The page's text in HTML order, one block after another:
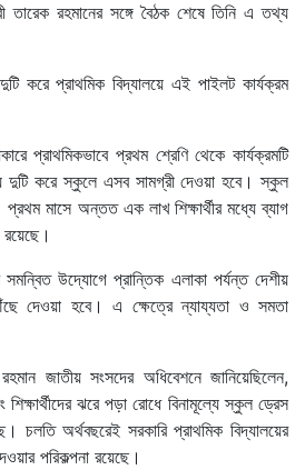
তারেক রহমানের সঙ্গে বৈঠক শেষে তিনি এ তথ্য
করে প্রাথমিক বিদ্যালয়ে এই পাইলট কার্যক্রম
প্রাথমিকভাবে প্রথম শ্রেণি থেকে কার্যক্রমটি
করে স্কুলে এসব সামগ্রী দেওয়া হবে। স্কুল
প্রথম মাসে অন্তত এক লাখ শিক্ষার্থীর মধ্যে ব্যাগ
সমন্বিত উদ্যোগে প্রান্তিক এলাকা পর্যন্ত দেশীয়
দেওয়া হবে। এ ক্ষেত্রে ন্যায্যতা ও সমতা
জাতীয় সংসদের অধিবেশনে জানিয়েছিলেন,
শিক্ষার্থীদের ঝরে পড়া রোধে বিনামূল্যে স্কুল ড্রেস
চলতি অর্থবছরেই সরকারি প্রাথমিক বিদ্যালয়ের
পরিকল্পনা রয়েছে।